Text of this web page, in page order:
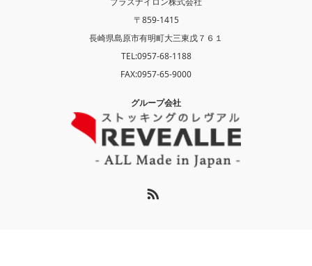
〒859-1415
長崎県島原市有明町大三東戊７６１
TEL:0957-68-1188
FAX:0957-65-9000
グループ会社